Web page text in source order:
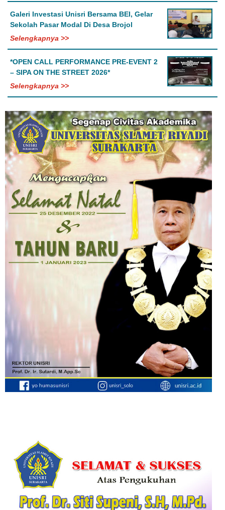
Galeri Investasi Unisri Bersama BEI, Gelar
Sekolah Pasar Modal Di Desa Brojol
Selengkapnya >>
*OPEN CALL PERFORMANCE PRE-EVENT 2
– SIPA ON THE STREET 2026*
Selengkapnya >>